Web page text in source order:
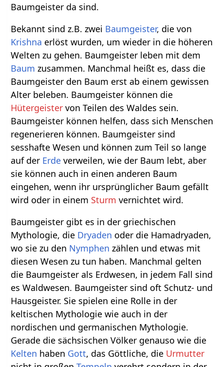
Baumgeister da sind.
Bekannt sind z.B. zwei Baumgeister, die von
Krishna erlöst wurden, um wieder in die höheren
Welten zu gehen. Baumgeister leben mit dem
Baum zusammen. Manchmal heißt es, dass die
Baumgeister den Baum erst ab einem gewissen
Alter beleben. Baumgeister können die
Hütergeister von Teilen des Waldes sein.
Baumgeister können helfen, dass sich Menschen
regenerieren können. Baumgeister sind
sesshafte Wesen und können zum Teil so lange
auf der Erde verweilen, wie der Baum lebt, aber
sie können auch in einen anderen Baum
eingehen, wenn ihr ursprünglicher Baum gefällt
wird oder in einem Sturm vernichtet wird.
Baumgeister gibt es in der griechischen
Mythologie, die Dryaden oder die Hamadryaden,
wo sie zu den Nymphen zählen und etwas mit
diesen Wesen zu tun haben. Manchmal gelten
die Baumgeister als Erdwesen, in jedem Fall sind
es Waldwesen. Baumgeister sind oft Schutz- und
Hausgeister. Sie spielen eine Rolle in der
keltischen Mythologie wie auch in der
nordischen und germanischen Mythologie.
Gerade die sächsischen Völker genauso wie die
Kelten haben Gott, das Göttliche, die Urmutter